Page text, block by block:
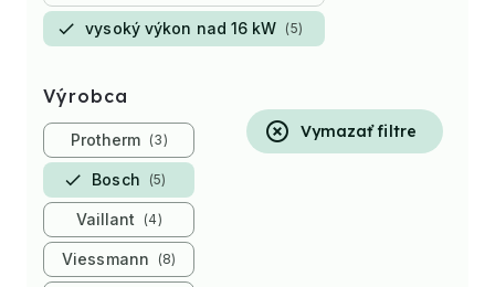
vysoký výkon nad 16 kW 5
Výrobca
Protherm 3
Bosch 5
Vaillant 4
Viessmann 8
Vymazať filtre